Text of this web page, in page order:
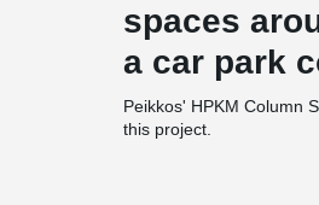
spaces
a car park
Peikkos' HPKM Column
this project.